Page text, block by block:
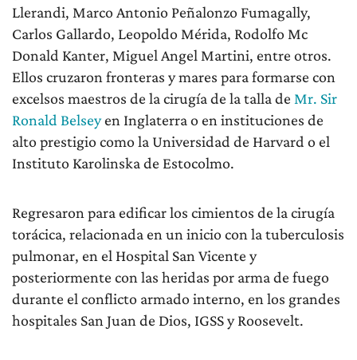
Llerandi, Marco Antonio Peñalonzo Fumagally,
Carlos Gallardo, Leopoldo Mérida, Rodolfo Mc
Donald Kanter, Miguel Angel Martini, entre otros.
Ellos cruzaron fronteras y mares para formarse con
excelsos maestros de la cirugía de la talla de Mr. Sir
Ronald Belseyen Inglaterra o en instituciones de
alto prestigio como la Universidad de Harvard o el
Instituto Karolinska de Estocolmo.
Regresaron para edificar los cimientos de la cirugía
torácica, relacionada en un inicio con la tuberculosis
pulmonar, en el Hospital San Vicente y
posteriormente con las heridas por arma de fuego
durante el conflicto armado interno, en los grandes
hospitales San Juan de Dios, IGSS y Roosevelt.